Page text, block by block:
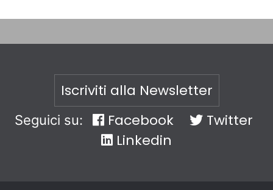
Iscriviti alla Newsletter
Seguici su: Facebook
Twitter
Linkedin